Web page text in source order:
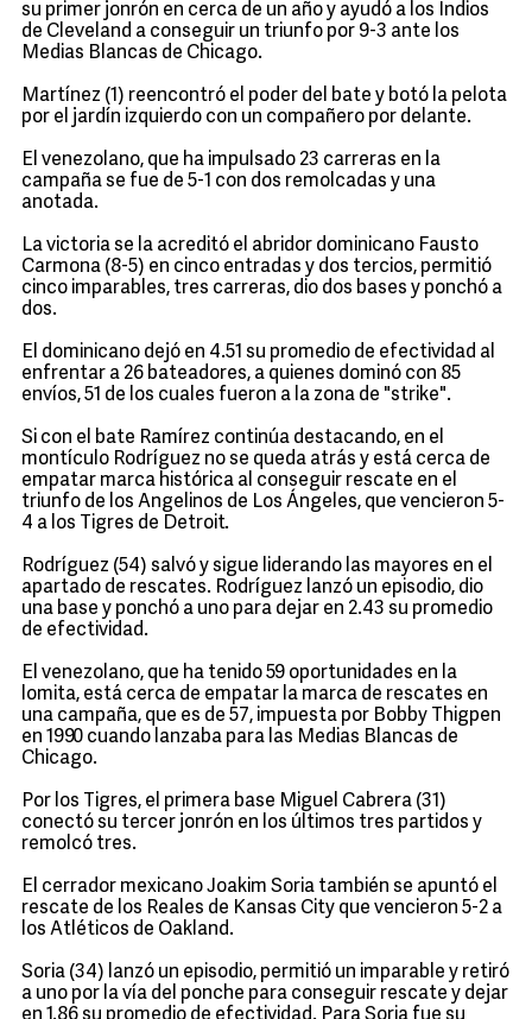
su primer jonrón en cerca de un año y ayudó a los Indios
de Cleveland a conseguir un triunfo por 9-3 ante los
Medias Blancas de Chicago.
Martínez (1) reencontró el poder del bate y botó la pelota
por el jardín izquierdo con un compañero por delante.
El venezolano, que ha impulsado 23 carreras en la
campaña se fue de 5-1 con dos remolcadas y una
anotada.
La victoria se la acreditó el abridor dominicano Fausto
Carmona (8-5) en cinco entradas y dos tercios, permitió
cinco imparables, tres carreras, dio dos bases y ponchó a
dos.
El dominicano dejó en 4.51 su promedio de efectividad al
enfrentar a 26 bateadores, a quienes dominó con 85
envíos, 51 de los cuales fueron a la zona de "strike".
Si con el bate Ramírez continúa destacando, en el
montículo Rodríguez no se queda atrás y está cerca de
empatar marca histórica al conseguir rescate en el
triunfo de los Angelinos de Los Ángeles, que vencieron 5-
4 a los Tigres de Detroit.
Rodríguez (54) salvó y sigue liderando las mayores en el
apartado de rescates. Rodríguez lanzó un episodio, dio
una base y ponchó a uno para dejar en 2.43 su promedio
de efectividad.
El venezolano, que ha tenido 59 oportunidades en la
lomita, está cerca de empatar la marca de rescates en
una campaña, que es de 57, impuesta por Bobby Thigpen
en 1990 cuando lanzaba para las Medias Blancas de
Chicago.
Por los Tigres, el primera base Miguel Cabrera (31)
conectó su tercer jonrón en los últimos tres partidos y
remolcó tres.
El cerrador mexicano Joakim Soria también se apuntó el
rescate de los Reales de Kansas City que vencieron 5-2 a
los Atléticos de Oakland.
Soria (34) lanzó un episodio, permitió un imparable y retiró
a uno por la vía del ponche para conseguir rescate y dejar